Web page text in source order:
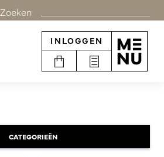
Zoeken
INLOGGEN
CATEGORIEËN